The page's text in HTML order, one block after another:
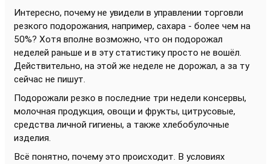
Интересно, почему не увидели в управлении торговли
резкого подорожания, например, сахара - более чем на
50%? Хотя вполне возможно, что он подорожал
неделей раньше и в эту статистику просто не вошёл.
Действительно, на этой же неделе не дорожал, а за ту
сейчас не пишут.
Подорожали резко в последние три недели консервы,
молочная продукция, овощи и фрукты, цитрусовые,
средства личной гигиены, а также хлебобулочные
изделия.
Всё понятно, почему это происходит. В условиях